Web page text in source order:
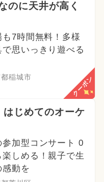
のに天井が高く
も7時間無料！多様
で思いっきり遊べる
稲城市 クーポン
じめてのオーケ
参加型コンサート 0
楽しめる！親子で生
動を